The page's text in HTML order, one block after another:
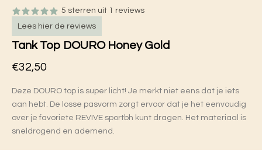
5 sterren uit 1 reviews
Lees hier de reviews
Tank Top DOURO Honey Gold
€32,50
Deze DOURO top is super licht! Je merkt niet eens dat je iets
aan hebt. De losse pasvorm zorgt ervoor dat je het eenvoudig
over je favoriete REVIVE sportbh kunt dragen. Het materiaal is
sneldrogend en ademend.